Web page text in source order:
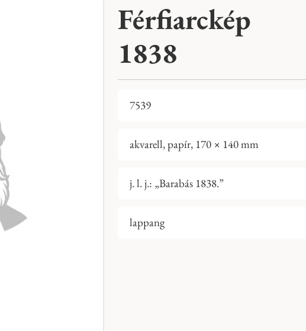
Férfiarckép
1838
7539
akvarell, papír, 170 × 140 mm
j. l. j.: „Barabás 1838.”
lappang